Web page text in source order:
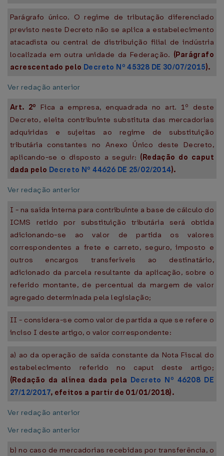
Parágrafo único. O regime de tributação diferenciado
previsto neste Decreto não se aplica a estabelecimento
atacadista ou central de distribuição filial de indústria
localizada em outra unidade da Federação. (Parágrafo
acrescentado pelo Decreto Nº 45328 DE 30/07/2015).
Ver redação anterior
Art. 2º Fica a empresa, enquadrada no art. 1º deste
Decreto, eleita contribuinte substituta das mercadorias
adquiridas e sujeitas ao regime de substituição
tributária constantes no Anexo Único deste Decreto,
aplicando-se o disposto a seguir: (Redação do caput
dada pelo Decreto Nº 44626 DE 25/02/2014).
Ver redação anterior
I - na saída interna para contribuinte a base de cálculo do
ICMS retido por substituição tributária será obtida
adicionando-se ao valor de partida os valores
correspondentes a frete e carreto, seguro, imposto e
outros encargos transferíveis ao destinatário,
adicionado da parcela resultante da aplicação, sobre o
referido montante, de percentual da margem de valor
agregado determinada pela legislação;
II - considera-se como valor de partida a que se refere o
inciso I deste artigo, o valor correspondente:
a) ao da operação de saída constante da Nota Fiscal do
estabelecimento referido no caput deste artigo;
(Redação da alínea dada pela Decreto Nº 46208 DE
27/12/2017, efeitos a partir de 01/01/2018).
Ver redação anterior
Ver redação anterior
b) no caso de mercadorias recebidas por transferência, o